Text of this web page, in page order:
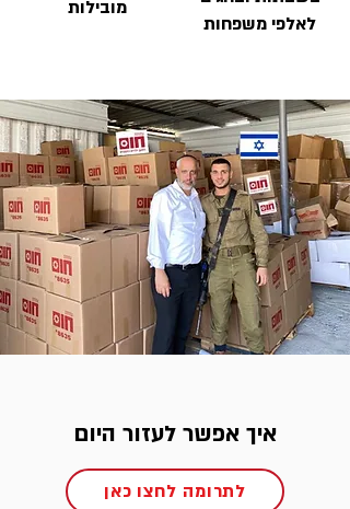
מובילות
לאלפי משפחות
איך אפשר לעזור היום
לתרומה לחצו כאן